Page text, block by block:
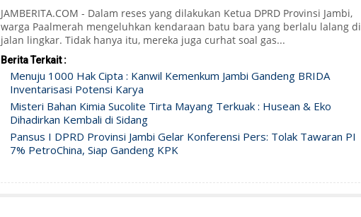
JAMBERITA.COM - Dalam reses yang dilakukan Ketua DPRD Provinsi Jambi,
warga Paalmerah mengeluhkan kendaraan batu bara yang berlalu lalang di
jalan lingkar. Tidak hanya itu, mereka juga curhat soal gas...
Berita Terkait :
Menuju 1000 Hak Cipta : Kanwil Kemenkum Jambi Gandeng BRIDA
Inventarisasi Potensi Karya
Misteri Bahan Kimia Sucolite Tirta Mayang Terkuak : Husean & Eko
Dihadirkan Kembali di Sidang
Pansus I DPRD Provinsi Jambi Gelar Konferensi Pers: Tolak Tawaran PI
7% PetroChina, Siap Gandeng KPK